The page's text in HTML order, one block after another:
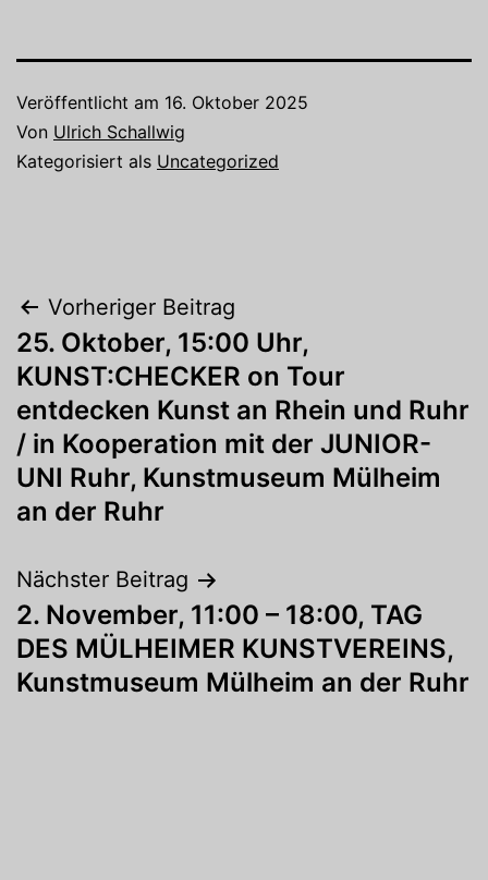
Veröffentlicht am 16. Oktober 2025
Von Ulrich Schallwig
Kategorisiert als Uncategorized
Beitragsnavigation
Vorheriger Beitrag
25. Oktober, 15:00 Uhr,
KUNST:CHECKER on Tour
entdecken Kunst an Rhein und Ruhr
/ in Kooperation mit der JUNIOR-
UNI Ruhr, Kunstmuseum Mülheim
an der Ruhr
Nächster Beitrag
2. November, 11:00 – 18:00, TAG
DES MÜLHEIMER KUNSTVEREINS,
Kunstmuseum Mülheim an der Ruhr